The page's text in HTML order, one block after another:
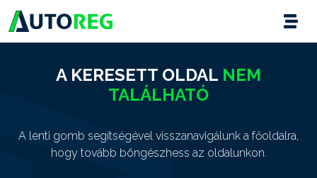
A KERESETT OLDAL NEM
TALÁLHATÓ
A lenti gomb segítségével visszanavigálunk a főoldalra,
hogy tovább böngészhess az oldalunkon.